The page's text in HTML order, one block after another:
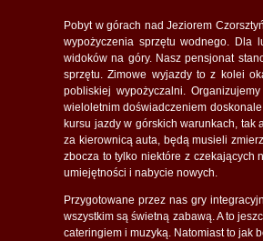
Pobyt w górach nad Jeziorem
wypożyczenia sprzętu wodnego. Dla
widoków na góry. Nasz pensjonat
sprzętu. Zimowe wyjazdy to z kolei
pobliskiej wypożyczalni.
wieloletnim doświadczeniem
kursu jazdy w górskich warunkach,
za kierownicą auta, będą musieli
zbocza to tylko niektóre z czekających
umiejętności i nabycie nowych.
Przygotowane przez nas gry
wszystkim są świetną zabawą. A to
cateringiem i muzyką. Natomiast to jak